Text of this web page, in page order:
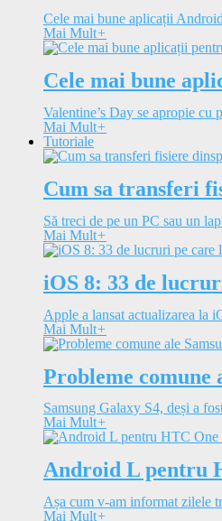
Cele mai bune aplicații
Mai Mult+
Cele mai bune
Valentine’s Day se apropie cu
Mai Mult+
Tutoriale
Cum sa transferi
Să treci de pe un PC sau un
Mai Mult+
iOS 8: 33 de
Apple a lansat actualizarea la
Mai Mult+
Probleme comune
Samsung Galaxy S4, deși a
Mai Mult+
Android L pentru
Așa cum v-am informat zilele
Mai Mult+